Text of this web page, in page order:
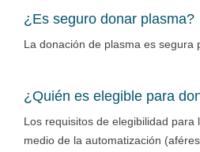
¿Es seguro donar plasma?
La donación de plasma es segura
¿Quién es elegible para
Los requisitos de elegibilidad
medio de la automatización